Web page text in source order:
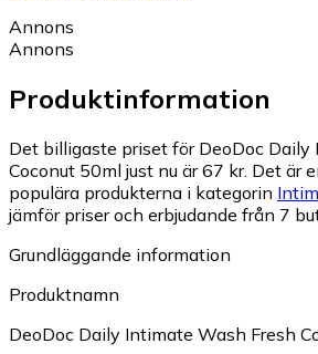
Annons
Annons
Produktinformation
Det billigaste priset för DeoDoc Daily
Coconut 50ml just nu är 67 kr. Det är
populära produkterna i kategorin
jämför priser och erbjudande från 7
Grundläggande information
Produktnamn
DeoDoc Daily Intimate Wash Fresh